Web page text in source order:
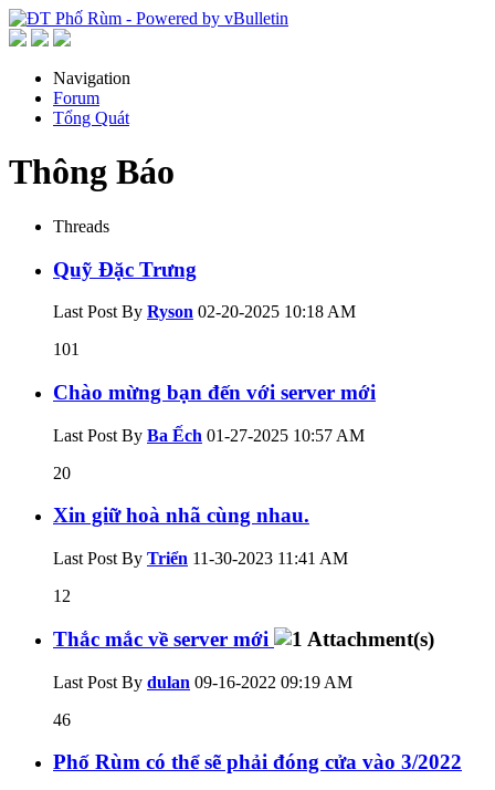
Navigation
Forum
Tổng Quát
Thông Báo
Threads
Quỹ Đặc Trưng
Last Post By Ryson 02-20-2025 10:18 AM
101
Chào mừng bạn đến với server mới
Last Post By Ba Ếch 01-27-2025 10:57 AM
20
Xin giữ hoà nhã cùng nhau.
Last Post By Triển 11-30-2023 11:41 AM
12
Thắc mắc về server mới
Last Post By dulan 09-16-2022 09:19 AM
46
Phố Rùm có thể sẽ phải đóng cửa vào 3/2022